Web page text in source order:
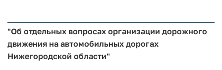
"Об отдельных вопросах организации дорожного
движения на автомобильных дорогах
Нижегородской области"